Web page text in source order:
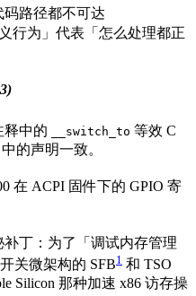
码路径都不可达
行为」代表「怎么处理都正
释中的 __switch_to 等效 C
中的声明一致。
在 ACPI 固件下的 GPIO 寄
补丁：为了「调试内存管理
关微架构的 SFB1 和 TSO
Silicon 那种加速 x86 访存操